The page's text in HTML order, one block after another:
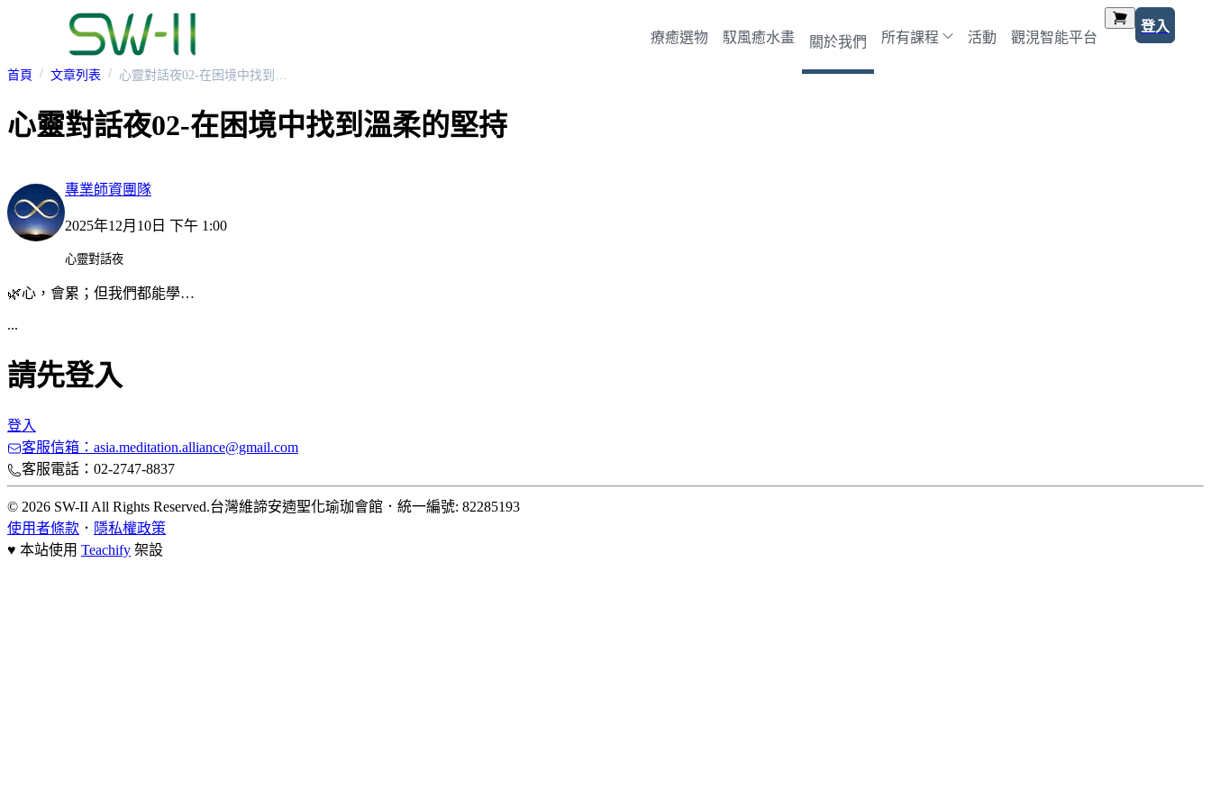
療癒選物 馭風癒水畫 關於我們 所有課程 活動 觀涀智能平台
登入
首頁 文章列表 心靈對話夜02-在困境中找到溫柔的堅持
心靈對話夜02-在困境中找到溫柔的堅持
專業師資團隊
2025年12月10日 下午 1:00
心靈對話夜
🌿心，會累；但我們都能學…
...
請先登入
登入
客服信箱：asia.meditation.alliance@gmail.com
客服電話：02-2747-8837
© 2026 SW-II All Rights Reserved.台灣維諦安遖聖化瑜珈會館 ． 統一編號: 82285193
使用者條款 ． 隱私權政策
♥ 本站使用 Teachify 架設